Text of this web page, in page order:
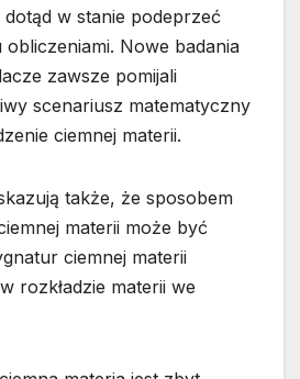
w stanie podeprzeć
obliczeniami. Nowe badania
zawsze pomijali
scenariusz matematyczny
ciemnej materii.
także, że sposobem
materii może być
ciemnej materii
rozkładzie materii we